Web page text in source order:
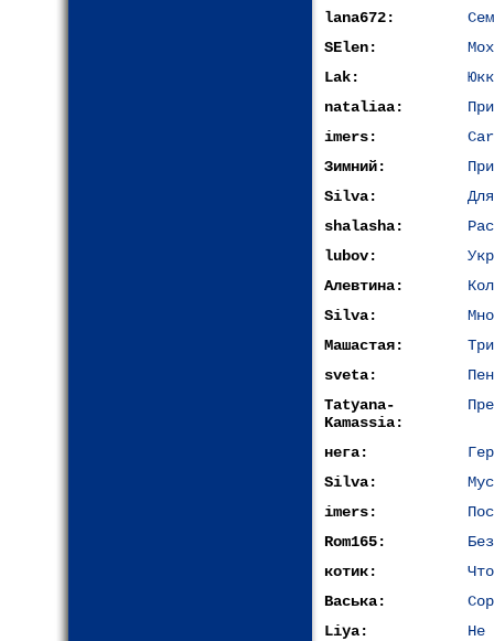
lana672:
SElen:
Lak:
nataliaa:
imers:
Зимний:
Silva:
shalasha:
lubov:
Алевтина:
Silva:
Машастая:
sveta:
Tatyana-
Kamassia:
нега:
Silva:
imers:
Rom165:
котик:
Васька:
Liya:
Не